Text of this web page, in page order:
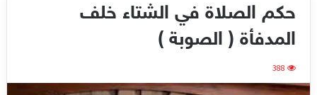
حكم الصلاة في الشتاء خلف
المدفأة ( الصوبة )
388